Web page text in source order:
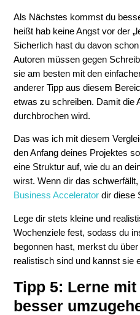
Als Nächstes kommst du
heißt hab keine Angst vor der
Sicherlich hast du davon
Autoren müssen gegen
sie am besten mit den
anderer Tipp aus diesem
etwas zu schreiben. Damit die
durchbrochen wird.
Das was ich mit diesem
den Anfang deines Projektes
eine Struktur auf, wie du an
wirst. Wenn dir das
Business Accelerator dir diese
Lege dir stets kleine und
Wochenziele fest, sodass du
begonnen hast, merkst du
realistisch sind und kannst sie
Tipp 5: Lerne
besser